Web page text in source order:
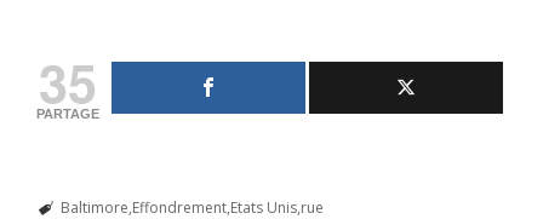
35
PARTAGE
Baltimore Effondrement Etats Unis rue